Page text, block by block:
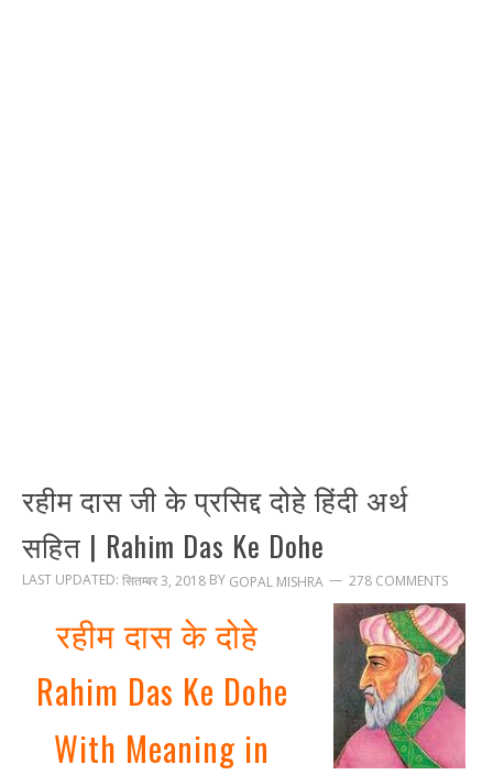
रहीम दास जी के प्रसिद्द दोहे हिंदी अर्थ
सहित | Rahim Das Ke Dohe
LAST UPDATED: सितम्बर 3, 2018 BY GOPAL MISHRA 278 COMMENTS
रहीम दास के दोहे
Rahim Das Ke Dohe
With Meaning in